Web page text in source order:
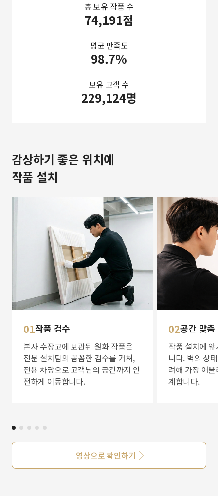
총 보유 작품 수
74,191점
평균 만족도
98.7%
보유 고객 수
229,124명
감상하기 좋은 위치에
작품 설치
01작품 검수
본사 수장고에 보관된 원화 작품은
전문 설치팀의 꼼꼼한 검수를 거쳐,
전용 차량으로 고객님의 공간까지 안
전하게 이동합니다.
02공간 맞
작품 설치에
니다. 벽의 상
려해 가장 어
계합니다.
영상으로 확인하기